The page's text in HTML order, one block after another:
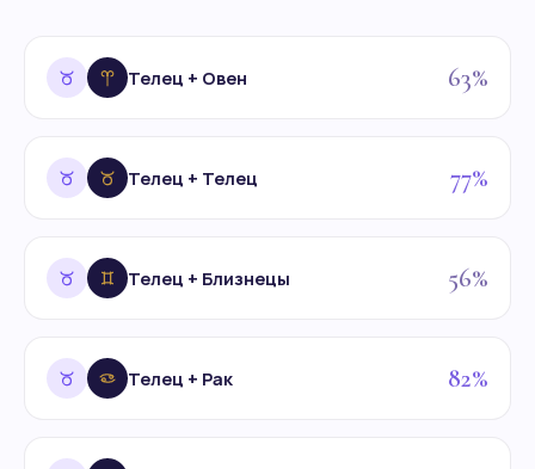
Телец + Овен 63%
Телец + Телец 77%
Телец + Близнецы 56%
Телец + Рак 82%